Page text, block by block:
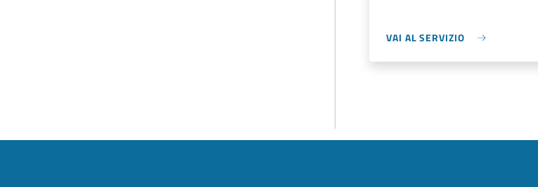
VAI AL SERVIZIO